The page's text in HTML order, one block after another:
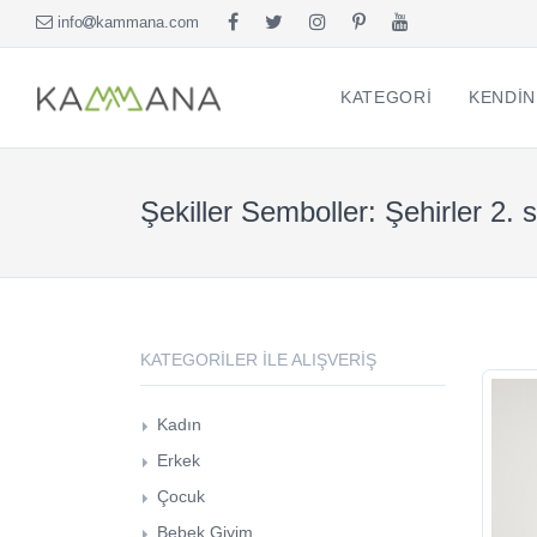
info kammana.com
KATEGORI
Şekiller Semboller: Şehirler 2.
KATEGORILER ILE ALIŞVERIŞ
Kadın
Kadın Tişört
Sweatshirt
Erkek
Tişört
Erkek Sweatshirt
Çocuk
Bebek Giyim